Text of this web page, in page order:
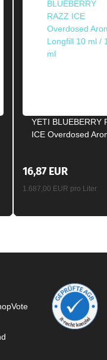
YETI BLUEBERRY
ICE Overdosed
16,87 EUR
1.687,00 EUR pro Liter